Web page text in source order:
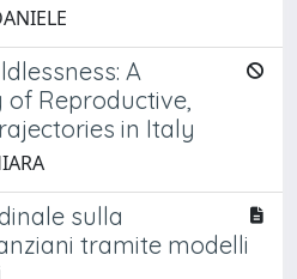
A
Reproductive,
in Italy
sulla
tramite modelli